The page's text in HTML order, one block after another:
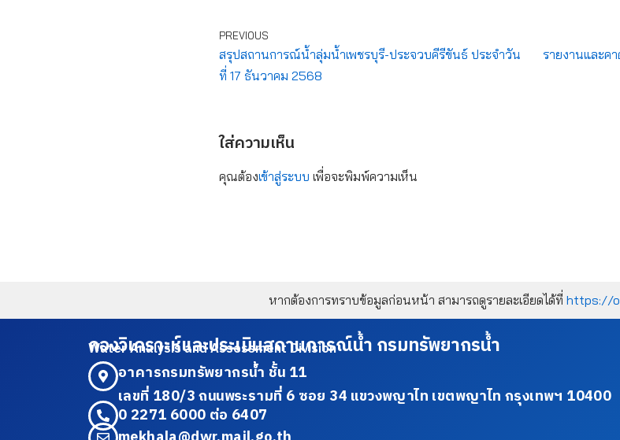
PREVIOUS
สรุปสถานการณ์น้ำลุ่มน้ำเพชรบุรี-ประจวบคีรีขันธ์ ประจำวัน
ที่ 17 ธันวาคม 2568
รายงานและค
ใส่ความเห็น
คุณต้องเข้าสู่ระบบ เพื่อจะพิมพ์ความเห็น
หากต้องการทราบข้อมูลก่อนหน้า สามารถดูรายละเอียดได้ที่ https://
กองวิเคราะห์และประเมินสถานการณ์น้ำ กรมทรัพยากรน้ำ
Water Analysis and Assessment Division
อาคารกรมทรัพยากรน้ำ ชั้น 11
เลขที่ 180/3 ถนนพระรามที่ 6 ซอย 34 แขวงพญาไท เขตพญาไท กรุงเทพฯ 10400
0 2271 6000 ต่อ 6407